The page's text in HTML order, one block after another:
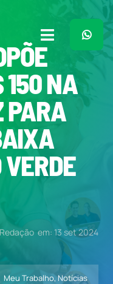
Toggle
Navigation
150 NA
PARA
Redação em: 13 set 2024
Meu Trabalho,Notícias